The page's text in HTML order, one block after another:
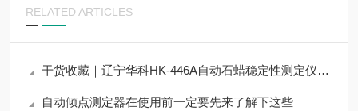
RELATED ARTICLES
干货收藏｜辽宁华科HK-446A自动石蜡稳定性测定仪核心技术原理拆解
自动倾点测定器在使用前一定要先来了解下这些